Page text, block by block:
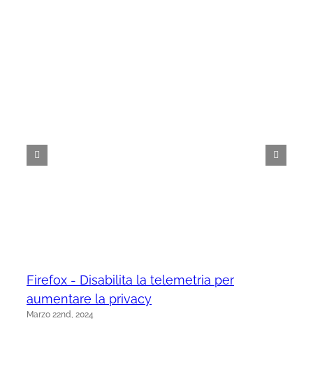
Firefox - Disabilita la telemetria per
aumentare la privacy
Marzo 22nd, 2024